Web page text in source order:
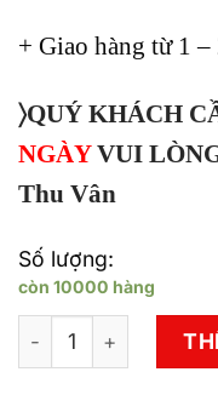
+ Giao hàng từ 1 –
〉QUÝ KHÁCH
NGÀYVUI
Thu Vân
Số lượng:
còn 10000 hàng
In PP, Decal dán,